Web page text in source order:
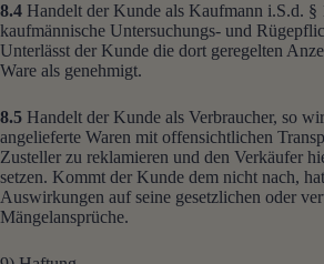
8.4 Handelt der Kunde als Kaufmann i.S.d.
kaufmännische Untersuchungs- und
Unterlässt der Kunde die dort geregelten
Ware als genehmigt.
8.5 Handelt der Kunde als Verbraucher, so
angelieferte Waren mit offensichtlichen
Zusteller zu reklamieren und den Verkäufer
setzen. Kommt der Kunde dem nicht nach,
Auswirkungen auf seine gesetzlichen oder
Mängelansprüche.